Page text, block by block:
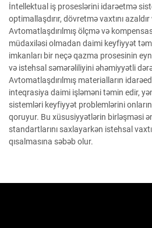
İntellektual iş proseslərini idarəetmə
optimallaşdırır, dövretmə vaxtını azaldır
Avtomatlaşdırılmış ölçmə və
müdaxiləsi olmadan daimi keyfiyyət
imkanları bir neçə qazma prosesinin
və istehsal səmərəliliyini əhəmiyyətli
Avtomatlaşdırılmış materialların
inteqrasiya daimi işləməni təmin edir,
sistemləri keyfiyyət problemlərini
qoruyur. Bu xüsusiyyətlərin birləşməsi
standartlarını saxlayarkən istehsal
qısalmasına səbəb olur.